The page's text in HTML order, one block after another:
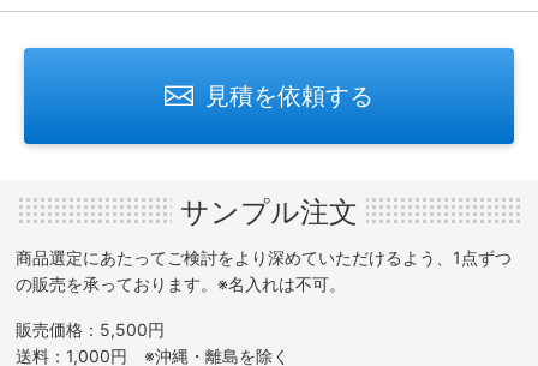
見積を依頼する
サンプル注文
商品選定にあたってご検討をより深めていただけるよう、1点ずつ
の販売を承っております。※名入れは不可。
販売価格：5,500円
送料：1,000円 ※沖縄・離島を除く